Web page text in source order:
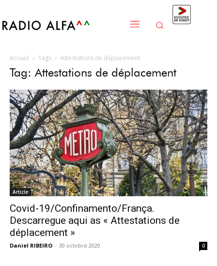
Accueil Tags Attestations de déplacement
Tag: Attestations de déplacement
Article
Covid-19/Confinamento/França.
Descarregue aqui as « Attestations de
déplacement »
Daniel RIBEIRO - 30 octobre 2020 0